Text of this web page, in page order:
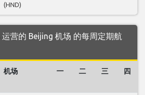
(HND)
运营的 Beijing 机场 的每周定期航
机场 一 二 三 四